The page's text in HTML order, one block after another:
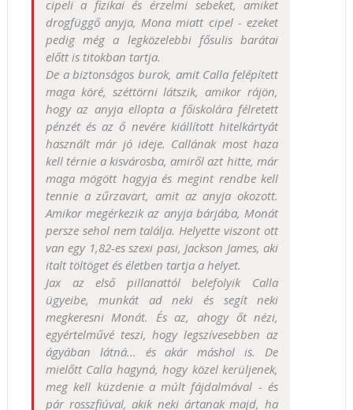
cipeli a fizikai és érzelmi sebeket, amiket
drogfüggő anyja, Mona miatt cipel - ezeket
pedig még a legközelebbi fősulis barátai
előtt is titokban tartja.
De a biztonságos burok, amit Calla felépített
maga köré, széttörni látszik, amikor rájön,
hogy az anyja ellopta a főiskolára félretett
pénzét és az ő nevére kiállított hitelkártyát
használt már jó ideje. Callának most haza
kell térnie a kisvárosba, amiről azt hitte, már
maga mögött hagyja és megint rendbe kell
tennie a zűrzavart, amit az anyja okozott.
Amikor megérkezik az anyja bárjába, Monát
persze sehol nem találja. Helyette viszont ott
van egy 1,82-es szexi pasi, Jackson James, aki
italt töltöget és életben tartja a helyet.
Jax az első pillanattól belefolyik Calla
ügyeibe, munkát ad neki és segít neki
megkeresni Monát. És az, ahogy őt nézi,
egyértelművé teszi, hogy legszívesebben az
ágyában látná... és akár máshol is. De
mielőtt Calla hagyná, hogy közel kerüljenek,
meg kell küzdenie a múlt fájdalmával - és
pár rosszfiúval, akik neki ártanak majd, ha